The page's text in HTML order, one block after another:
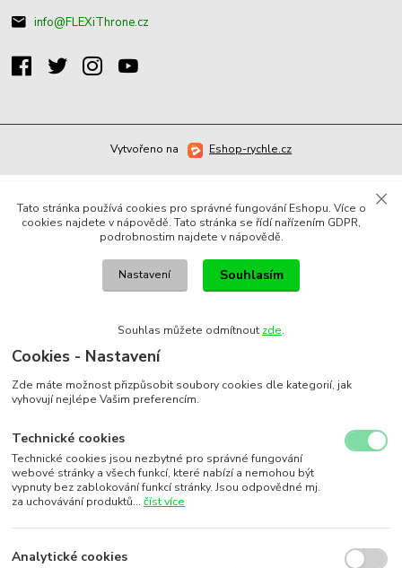
info@FLEXiThrone.cz
Vytvořeno na Eshop-rychle.cz
Tato stránka používá cookies pro správné fungování Eshopu. Více o
cookies najdete v nápovědě. Tato stránka se řídí nařízením GDPR,
podrobnostim najdete v nápovědě.
Nastavení Souhlasím
Souhlas můžete odmítnout zde.
Cookies - Nastavení
Zde máte možnost přizpůsobit soubory cookies dle kategorií, jak
vyhovují nejlépe Vašim preferencím.
Technické cookies
Technické cookies jsou nezbytné pro správné fungování
webové stránky a všech funkcí, které nabízí a nemohou být
vypnuty bez zablokování funkcí stránky. Jsou odpovědné mj.
za uchovávání produktů...číst více
Analytické cookies